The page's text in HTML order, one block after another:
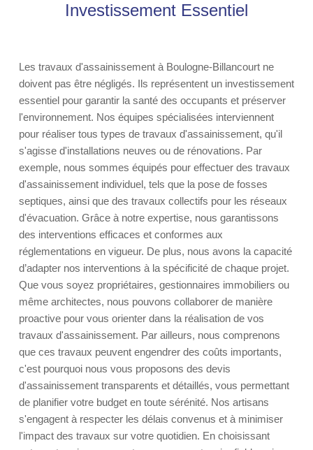
Investissement Essentiel
Les travaux d'assainissement à Boulogne-Billancourt ne
doivent pas être négligés. Ils représentent un investissement
essentiel pour garantir la santé des occupants et préserver
l'environnement. Nos équipes spécialisées interviennent
pour réaliser tous types de travaux d'assainissement, qu'il
s'agisse d'installations neuves ou de rénovations. Par
exemple, nous sommes équipés pour effectuer des travaux
d'assainissement individuel, tels que la pose de fosses
septiques, ainsi que des travaux collectifs pour les réseaux
d'évacuation. Grâce à notre expertise, nous garantissons
des interventions efficaces et conformes aux
réglementations en vigueur. De plus, nous avons la capacité
d’adapter nos interventions à la spécificité de chaque projet.
Que vous soyez propriétaires, gestionnaires immobiliers ou
même architectes, nous pouvons collaborer de manière
proactive pour vous orienter dans la réalisation de vos
travaux d'assainissement. Par ailleurs, nous comprenons
que ces travaux peuvent engendrer des coûts importants,
c'est pourquoi nous vous proposons des devis
d'assainissement transparents et détaillés, vous permettant
de planifier votre budget en toute sérénité. Nos artisans
s'engagent à respecter les délais convenus et à minimiser
l'impact des travaux sur votre quotidien. En choisissant